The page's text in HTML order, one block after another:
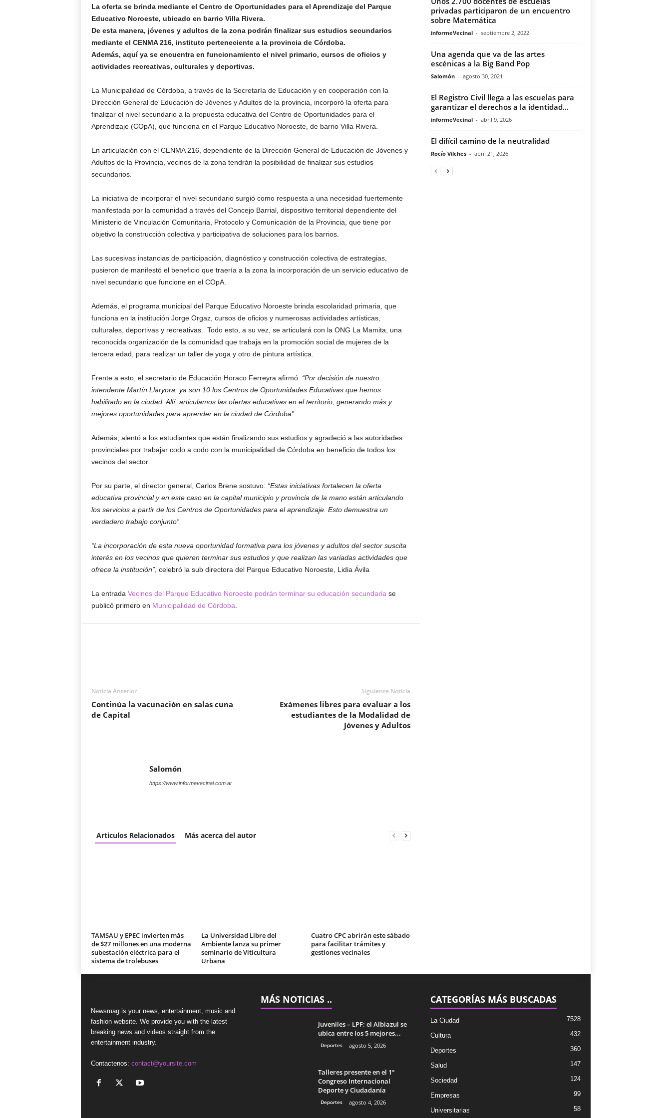
La oferta se brinda mediante el Centro de Oportunidades para el Aprendizaje del Parque
Educativo Noroeste, ubicado en barrio Villa Rivera.
De esta manera, jóvenes y adultos de la zona podrán finalizar sus estudios secundarios
mediante el CENMA 216, instituto perteneciente a la provincia de Córdoba.
Además, aquí ya se encuentra en funcionamiento el nivel primario, cursos de oficios y
actividades recreativas, culturales y deportivas.
La Municipalidad de Córdoba, a través de la Secretaría de Educación y en cooperación con la
Dirección General de Educación de Jóvenes y Adultos de la provincia, incorporó la oferta para
finalizar el nivel secundario a la propuesta educativa del Centro de Oportunidades para el
Aprendizaje (COpA), que funciona en el Parque Educativo Noroeste, de barrio Villa Rivera.
En articulación con el CENMA 216, dependiente de la Dirección General de Educación de Jóvenes y
Adultos de la Provincia, vecinos de la zona tendrán la posibilidad de finalizar sus estudios
secundarios.
La iniciativa de incorporar el nivel secundario surgió como respuesta a una necesidad fuertemente
manifestada por la comunidad a través del Concejo Barrial, dispositivo territorial dependiente del
Ministerio de Vinculación Comunitaria, Protocolo y Comunicación de la Provincia, que tiene por
objetivo la construcción colectiva y participativa de soluciones para los barrios.
Las sucesivas instancias de participación, diagnóstico y construcción colectiva de estrategias,
pusieron de manifestó el beneficio que traería a la zona la incorporación de un servicio educativo de
nivel secundario que funcione en el COpA.
Además, el programa municipal del Parque Educativo Noroeste brinda escolaridad primaria, que
funciona en la institución Jorge Orgaz, cursos de oficios y numerosas actividades artísticas,
culturales, deportivas y recreativas. Todo esto, a su vez, se articulará con la ONG La Mamita, una
reconocida organización de la comunidad que trabaja en la promoción social de mujeres de la
tercera edad, para realizar un taller de yoga y otro de pintura artística.
Frente a esto, el secretario de Educación Horaco Ferreyra afirmó: “Por decisión de nuestro
intendente Martín Llaryora, ya son 10 los Centros de Oportunidades Educativas que hemos
habilitado en la ciudad. Allí, articulamos las ofertas educativas en el territorio, generando más y
mejores oportunidades para aprender en la ciudad de Córdoba”.
Además, alentó a los estudiantes que están finalizando sus estudios y agradeció a las autoridades
provinciales por trabajar codo a codo con la municipalidad de Córdoba en beneficio de todos los
vecinos del sector.
Por su parte, el director general, Carlos Brene sostuvo: “Estas iniciativas fortalecen la oferta
educativa provincial y en este caso en la capital municipio y provincia de la mano están articulando
los servicios a partir de los Centros de Oportunidades para el aprendizaje. Esto demuestra un
verdadero trabajo conjunto”.
“La incorporación de esta nueva oportunidad formativa para los jóvenes y adultos del sector suscita
interés en los vecinos que quieren terminar sus estudios y que realizan las variadas actividades que
ofrece la institución”, celebró la sub directora del Parque Educativo Noroeste, Lidia Ávila
La entrada Vecinos del Parque Educativo Noroeste podrán terminar su educación secundaria se
publicó primero en Municipalidad de Córdoba
Noticia Anterior
Continúa la vacunación en salas cuna
de Capital
Siguiente Noticia
Exámenes libres para evaluar a los
estudiantes de la Modalidad de
Jóvenes y Adultos
Salomón
https://www.informevecinal.com.ar
Articulos Relacionados Más acerca del autor
TAMSAU y EPEC invierten más
de $27 millones en una moderna
subestación eléctrica para el
sistema de trolebuses
La Universidad Libre del
Ambiente lanza su primer
seminario de Viticultura
Urbana
Cuatro CPC abrirán este sábado
para facilitar trámites y
gestiones vecinales
privadas participaron de un encuentro
sobre Matemática
informeVecinal - septiembre 2, 2022
Una agenda que va de las artes
escénicas a la Big Band Pop
Salomón - agosto 30, 2021
El Registro Civil llega a las escuelas para
garantizar el derechos a la identidad...
informeVecinal - abril 9, 2026
El difícil camino de la neutralidad
Rocío Vilches - abril 21, 2026
Newsmag is your news, entertainment, music and
fashion website. We provide you with the latest
breaking news and videos straight from the
entertainment industry.
Contactenos: contact@yoursite.com
MÁS NOTICIAS ..
Juveniles – LPF: el Albiazul se
ubica entre los 5 mejores...
Deportes agosto 5, 2026
Talleres presente en el 1°
Congreso Internacional
Deporte y Ciudadanía
Deportes agosto 4, 2026
CATEGORÍAS MÁS BUSCADAS
La Ciudad 7528
Cultura 432
Deportes 360
Salud 147
Sociedad 124
Empresas 99
Universitarias 58